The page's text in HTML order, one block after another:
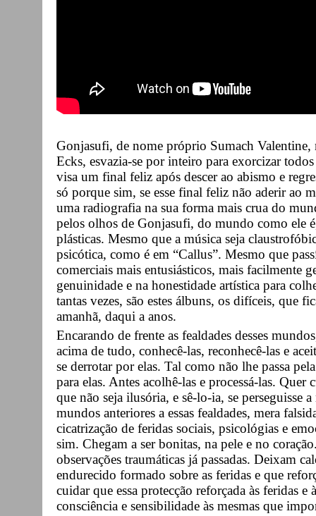
Gonjasufi, de nome próprio Sumach Valentine,
Ecks, esvazia-se por inteiro para exorcizar
visa um final feliz após descer ao abismo e
só porque sim, se esse final feliz não aderir ao
uma radiografia na sua forma mais crua do
pelos olhos de Gonjasufi, do mundo como ele
plásticas. Mesmo que a música seja
psicótica, como é em “Callus”. Mesmo que
comerciais mais entusiásticos, mais facilmente
genuinidade e na honestidade artística para
tantas vezes, são estes álbuns, os difíceis, que
amanhã, daqui a anos.
Encarando de frente as fealdades desses
acima de tudo, conhecê-las, reconhecê-las e
se derrotar por elas. Tal como não lhe passa
para elas. Antes acolhê-las e processá-las. Quer
que não seja ilusória, e sê-lo-ia, se perseguisse
mundos anteriores a essas fealdades, mera
cicatrização de feridas sociais, psicológias e
sim. Chegam a ser bonitas, na pele e no
observações traumáticas já passadas. Deixam
endurecido formado sobre as feridas e que
cuidar que essa protecção reforçada às feridas e
consciência e sensibilidade às mesmas que